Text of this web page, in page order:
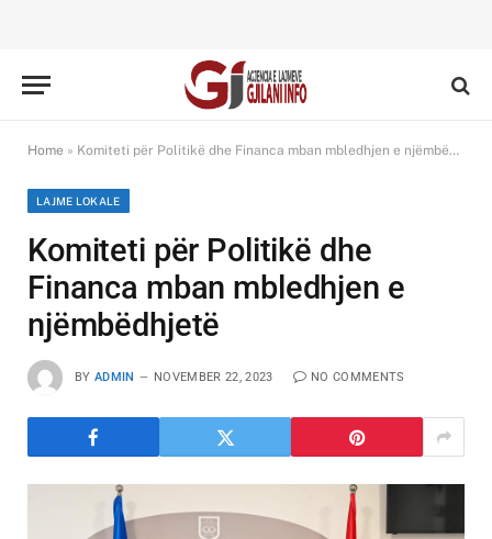
Home » Komiteti për Politikë dhe Financa mban mbledhjen e njëmbëdhjetë
LAJME LOKALE
Komiteti për Politikë dhe
Financa mban mbledhjen e
njëmbëdhjetë
BY ADMIN NOVEMBER 22, 2023 NO COMMENTS